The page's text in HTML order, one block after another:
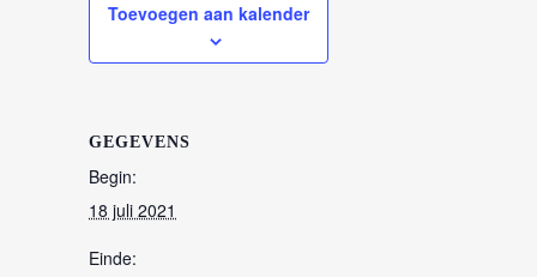
Toevoegen aan kalender
GEGEVENS
Begin:
18 juli 2021
Einde: